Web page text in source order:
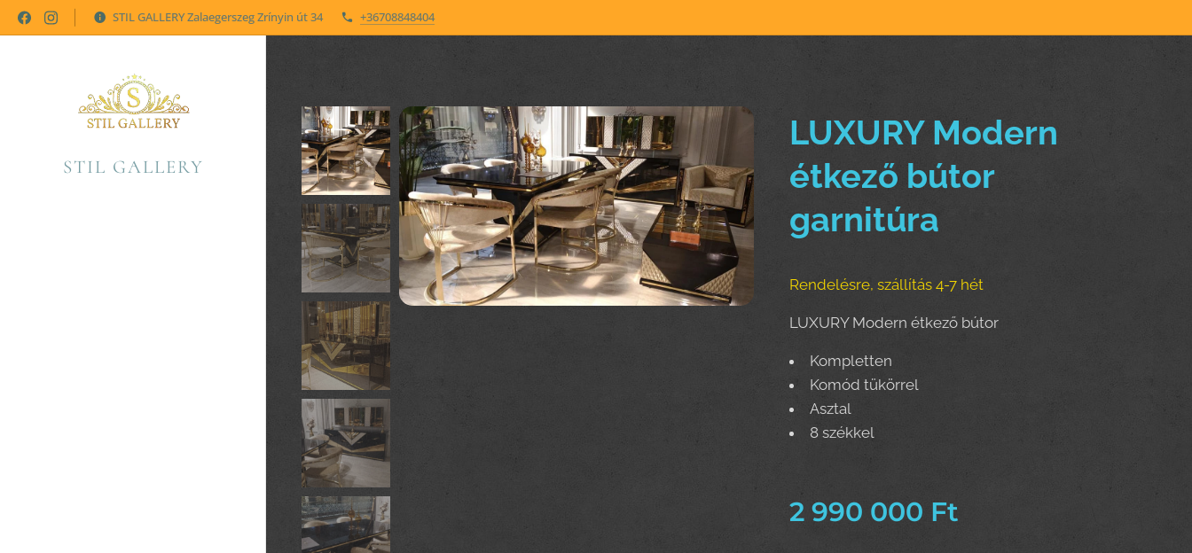
STIL GALLERY Zalaegerszeg Zrínyin út 34 +36708848404
STIL GALLERY
LUXURY Modern
étkező bútor
garnitúra
Rendelésre, szállítás 4-7 hét
LUXURY Modern étkező bútor
Kompletten
Komód tükörrel
Asztal
8 székkel
2 990 000 Ft